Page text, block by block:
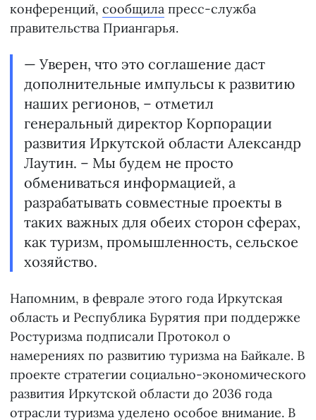
конференций, сообщила пресс-служба
правительства Приангарья.
— Уверен, что это соглашение даст
дополнительные импульсы к развитию
наших регионов, – отметил
генеральный директор Корпорации
развития Иркутской области Александр
Лаутин. – Мы будем не просто
обмениваться информацией, а
разрабатывать совместные проекты в
таких важных для обеих сторон сферах,
как туризм, промышленность, сельское
хозяйство.
Напомним, в феврале этого года Иркутская
область и Республика Бурятия при поддержке
Ростуризма подписали Протокол о
намерениях по развитию туризма на Байкале. В
проекте стратегии социально-экономического
развития Иркутской области до 2036 года
отрасли туризма уделено особое внимание. В